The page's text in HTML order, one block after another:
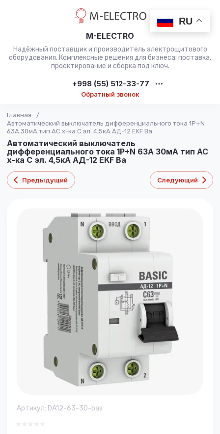
RU
M-ELECTRO
Надёжный поставщик и производитель электрощитового
оборудования. Комплексные решения для бизнеса: поставка,
проектирование и сборка под ключ.
+998 (55) 512-33-77
Обратный звонок
Главная
/
Автоматический выключатель дифференциального тока 1P+N
63А 30мА тип АС х-ка C эл. 4,5кА АД-12 EKF Ba
Автоматический выключатель
дифференциального тока 1P+N 63А 30мА тип АС
х-ка C эл. 4,5кА АД-12 EKF Ba
Предыдущий Следующий
Артикул: DA12-63-30-bas